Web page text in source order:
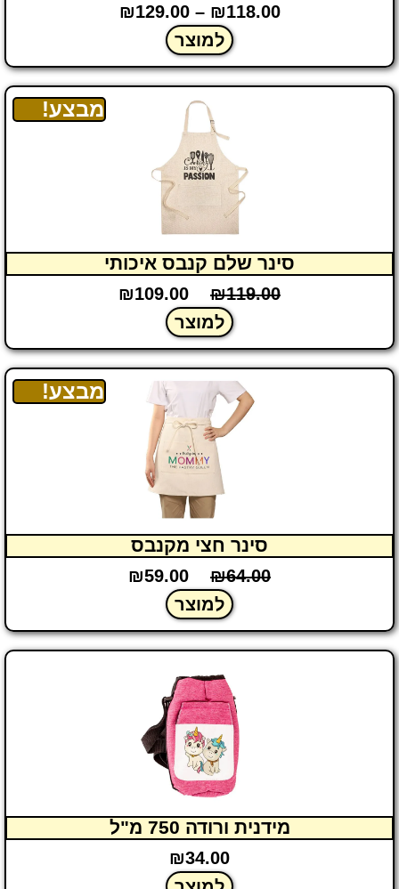
₪118.00
–
₪129.00
למוצר
מבצע!
סינר שלם קנבס איכותי
₪119.00
₪109.00
למוצר
מבצע!
סינר חצי מקנבס
₪64.00
₪59.00
למוצר
מידנית ורודה 750 מ"ל
₪34.00